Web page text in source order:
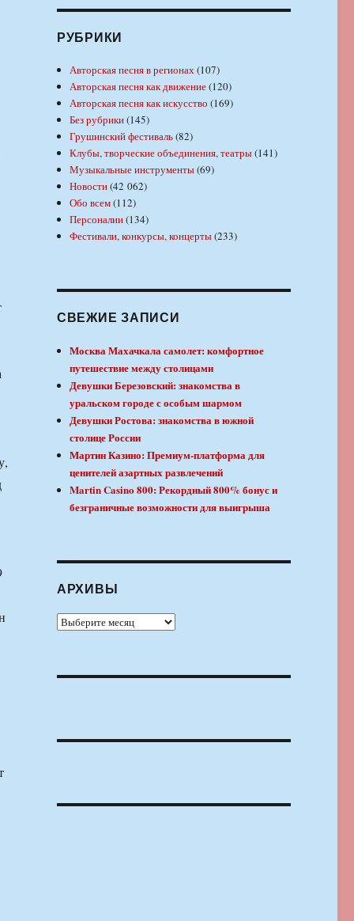
РУБРИКИ
Авторская песня в регионах(107)
Авторская песня как движение(120)
Авторская песня как искусство (169)
Без рубрики(145)
Грушинский фестиваль(82)
Клубы, творческие объединения, театры(141)
Музыкальные инструменты(69)
Новости(42 062)
Обо всем(112)
Персоналии(134)
Фестивали, конкурсы, концерты(233)
СВЕЖИЕ ЗАПИСИ
Москва Махачкала самолет: комфортное
путешествие между столицами
Девушки Березовский: знакомства в
уральском городе с особым шармом
Девушки Ростова: знакомства в южной
столице России
Мартин Казино: Премиум-платформа для
ценителей азартных развлечений
Martin Casino 800: Рекордный 800% бонус и
безграничные возможности для выигрыша
АРХИВЫ
Архивы